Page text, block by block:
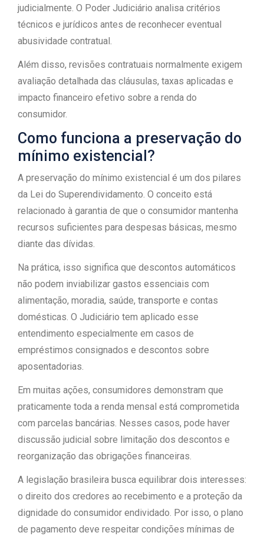
judicialmente. O Poder Judiciário analisa critérios
técnicos e jurídicos antes de reconhecer eventual
abusividade contratual.
Além disso, revisões contratuais normalmente exigem
avaliação detalhada das cláusulas, taxas aplicadas e
impacto financeiro efetivo sobre a renda do
consumidor.
Como funciona a preservação do
mínimo existencial?
A preservação do mínimo existencial é um dos pilares
da Lei do Superendividamento. O conceito está
relacionado à garantia de que o consumidor mantenha
recursos suficientes para despesas básicas, mesmo
diante das dívidas.
Na prática, isso significa que descontos automáticos
não podem inviabilizar gastos essenciais com
alimentação, moradia, saúde, transporte e contas
domésticas. O Judiciário tem aplicado esse
entendimento especialmente em casos de
empréstimos consignados e descontos sobre
aposentadorias.
Em muitas ações, consumidores demonstram que
praticamente toda a renda mensal está comprometida
com parcelas bancárias. Nesses casos, pode haver
discussão judicial sobre limitação dos descontos e
reorganização das obrigações financeiras.
A legislação brasileira busca equilibrar dois interesses:
o direito dos credores ao recebimento e a proteção da
dignidade do consumidor endividado. Por isso, o plano
de pagamento deve respeitar condições mínimas de